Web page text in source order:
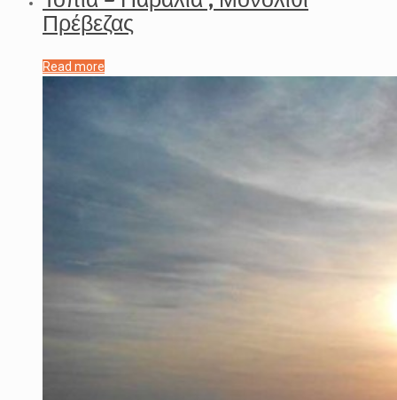
Πρέβεζας
Read more